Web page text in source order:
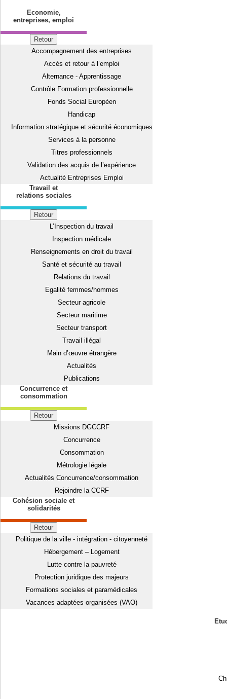
Economie,
entreprises, emploi
Retour
Accompagnement des entreprises
Accès et retour à l’emploi
Alternance - Apprentissage
Contrôle Formation professionnelle
Fonds Social Européen
Handicap
Information stratégique et sécurité économiques
Services à la personne
Titres professionnels
Validation des acquis de l’expérience
Actualité Entreprises Emploi
Travail et
relations sociales
Retour
L’Inspection du travail
Inspection médicale
Renseignements en droit du travail
Santé et sécurité au travail
Relations du travail
Egalité femmes/hommes
Secteur agricole
Secteur maritime
Secteur transport
Travail illégal
Main d’œuvre étrangère
Actualités
Publications
Concurrence et
consommation
Retour
Missions DGCCRF
Concurrence
Consommation
Métrologie légale
Actualités Concurrence/consommation
Rejoindre la CCRF
Cohésion sociale et
solidarités
Retour
Politique de la ville - intégration - citoyenneté
Hébergement – Logement
Lutte contre la pauvreté
Protection juridique des majeurs
Formations sociales et paramédicales
Vacances adaptées organisées (VAO)